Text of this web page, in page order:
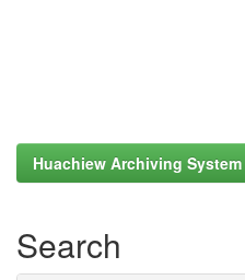
Huachiew Archiving System
Search